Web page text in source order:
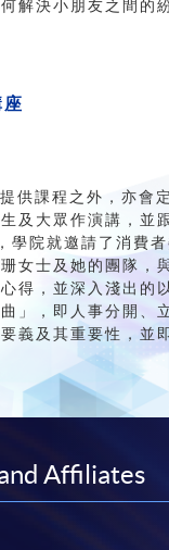
解決小朋友之間的
供課程之外，亦會
及大眾作演講，並
學院就邀請了消費
女士及她的團隊，
得，並深入淺出的
曲」，即人事分開、
義及其重要性，並
Affiliates